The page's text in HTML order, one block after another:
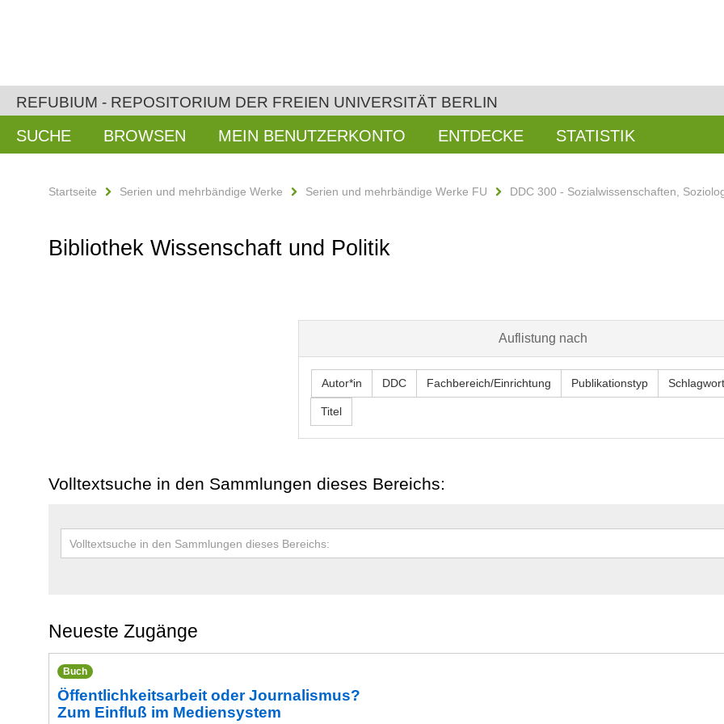
REFUBIUM - REPOSITORIUM DER FREIEN UNIVERSITÄT BERLIN
SUCHE BROWSEN MEIN BENUTZERKONTO ENTDECKE STATISTIK
Startseite Serien und mehrbändige Werke Serien und mehrbändige Werke FU DDC 300 - Sozialwissenschaften,
Bibliothek Wissenschaft und Politik
Auflistung nach
Autor*in DDC Fachbereich/Einrichtung Publikationstyp Schlagwort
Titel
Volltextsuche in den Sammlungen dieses Bereichs:
Neueste Zugänge
Buch
Öffentlichkeitsarbeit oder Journalismus?
Zum Einfluß im Mediensystem